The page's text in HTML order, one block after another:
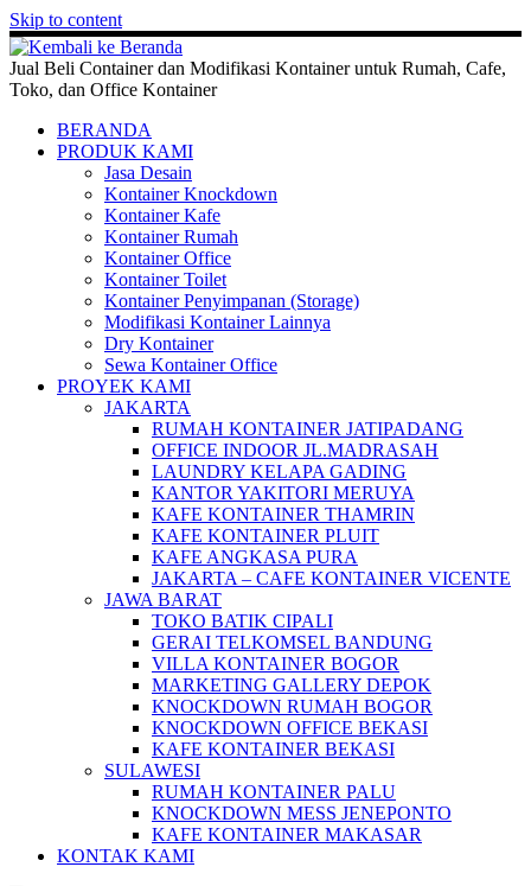
Skip to content
Jual Beli Container dan Modifikasi Kontainer untuk Rumah, Cafe,
Toko, dan Office Kontainer
BERANDA
PRODUK KAMI
Jasa Desain
Kontainer Knockdown
Kontainer Kafe
Kontainer Rumah
Kontainer Office
Kontainer Toilet
Kontainer Penyimpanan (Storage)
Modifikasi Kontainer Lainnya
Dry Kontainer
Sewa Kontainer Office
PROYEK KAMI
JAKARTA
RUMAH KONTAINER JATIPADANG
OFFICE INDOOR JL.MADRASAH
LAUNDRY KELAPA GADING
KANTOR YAKITORI MERUYA
KAFE KONTAINER THAMRIN
KAFE KONTAINER PLUIT
KAFE ANGKASA PURA
JAKARTA – CAFE KONTAINER VICENTE
JAWA BARAT
TOKO BATIK CIPALI
GERAI TELKOMSEL BANDUNG
VILLA KONTAINER BOGOR
MARKETING GALLERY DEPOK
KNOCKDOWN RUMAH BOGOR
KNOCKDOWN OFFICE BEKASI
KAFE KONTAINER BEKASI
SULAWESI
RUMAH KONTAINER PALU
KNOCKDOWN MESS JENEPONTO
KAFE KONTAINER MAKASAR
KONTAK KAMI